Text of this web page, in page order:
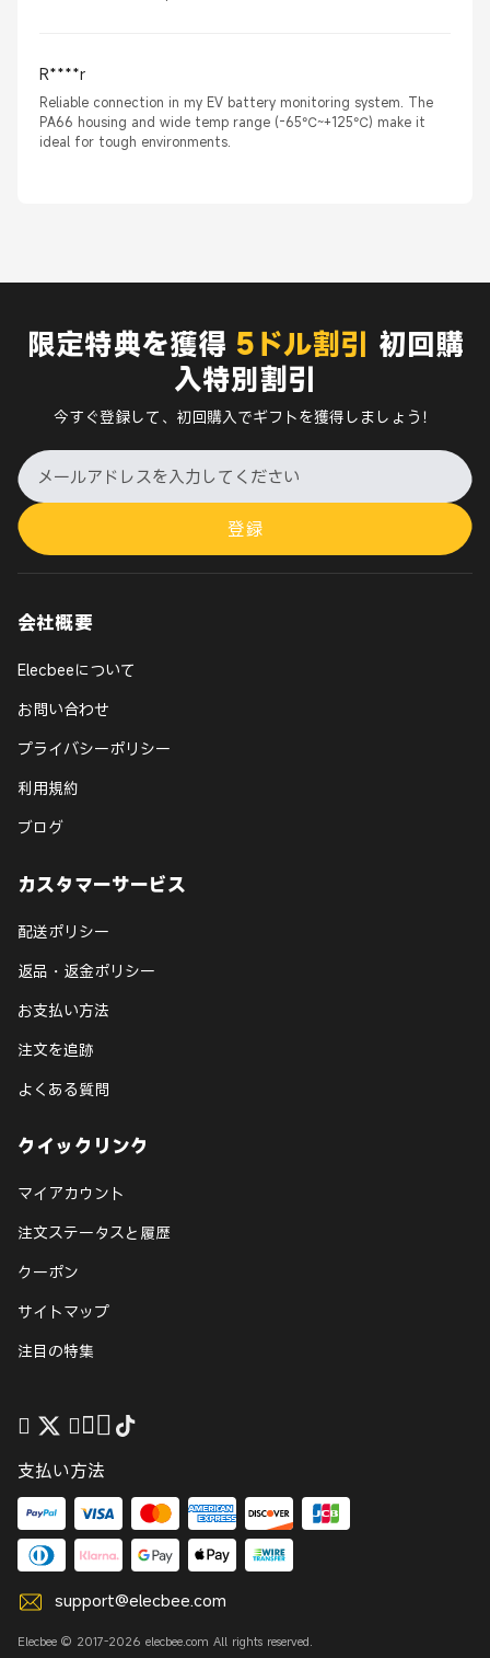
R****r
Reliable connection in my EV battery monitoring system. The
PA66 housing and wide temp range (-65℃~+125℃) make it
ideal for tough environments.
限定特典を獲得 5ドル割引 初回購
入特別割引
今すぐ登録して、初回購入でギフトを獲得しましょう！
登録
会社概要
Elecbeeについて
お問い合わせ
プライバシーポリシー
利用規約
ブログ
カスタマーサービス
配送ポリシー
返品・返金ポリシー
お支払い方法
注文を追跡
よくある質問
クイックリンク
マイアカウント
注文ステータスと履歴
クーポン
サイトマップ
注目の特集
支払い方法
support@elecbee.com
Elecbee © 2017-2026 elecbee.com All rights reserved.